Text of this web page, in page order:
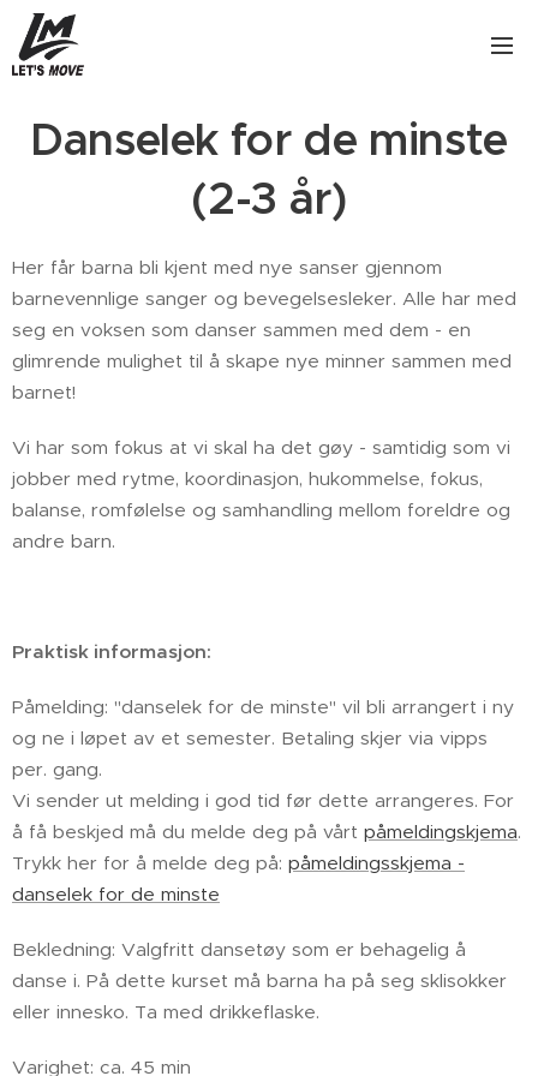
Danselek for de minste
(2-3 år)
Her får barna bli kjent med nye sanser gjennom
barnevennlige sanger og bevegelsesleker. Alle har med
seg en voksen som danser sammen med dem - en
glimrende mulighet til å skape nye minner sammen med
barnet!
Vi har som fokus at vi skal ha det gøy - samtidig som vi
jobber med rytme, koordinasjon, hukommelse, fokus,
balanse, romfølelse og samhandling mellom foreldre og
andre barn.
Praktisk informasjon:
Påmelding: "danselek for de minste" vil bli arrangert i ny
og ne i løpet av et semester. Betaling skjer via vipps
per. gang.
Vi sender ut melding i god tid før dette arrangeres. For
å få beskjed må du melde deg på vårt påmeldingskjema.
Trykk her for å melde deg på: påmeldingsskjema -
danselek for de minste
Bekledning: Valgfritt dansetøy som er behagelig å
danse i. På dette kurset må barna ha på seg sklisokker
eller innesko. Ta med drikkeflaske.
Varighet: ca. 45 min